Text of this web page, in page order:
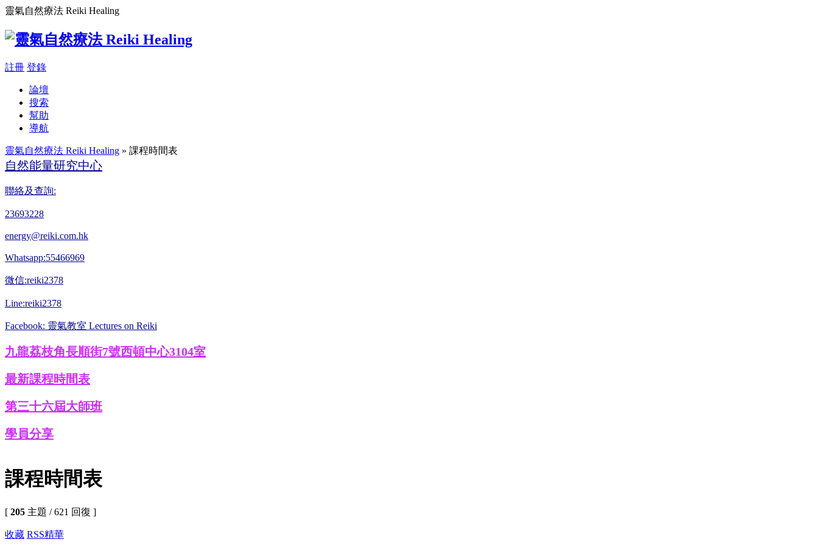
靈氣自然療法 Reiki Healing
註冊 登錄
論壇
搜索
幫助
導航
靈氣自然療法 Reiki Healing » 課程時間表
自然能量研究中心
聯絡及查詢:
23693228
energy@reiki.com.hk
Whatsapp:55466969
微信:reiki2378
Line:reiki2378
Facebook: 靈氣教室 Lectures on Reiki
九龍荔枝角長順街7號西頓中心3104室
最新課程時間表
第三十六屆大師班
學員分享
課程時間表
[ 205 主題 / 621 回復 ]
收藏 RSS精華